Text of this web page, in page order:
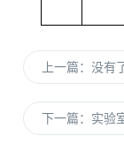
上一篇：没有
下一篇： 实验